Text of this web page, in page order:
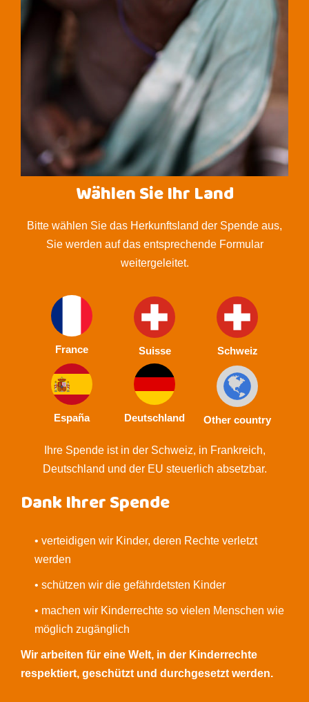
Wählen Sie Ihr Land
Bitte wählen Sie das Herkunftsland der Spende aus,
Sie werden auf das entsprechende Formular
weitergeleitet.
France Suisse Schweiz
España Deutschland Other country
Ihre Spende ist in der Schweiz, in Frankreich,
Deutschland und der EU steuerlich absetzbar.
Dank Ihrer Spende
• verteidigen wir Kinder, deren Rechte verletzt
werden
• schützen wir die gefährdetsten Kinder
• machen wir Kinderrechte so vielen Menschen wie
möglich zugänglich
Wir arbeiten für eine Welt, in der Kinderrechte
respektiert, geschützt und durchgesetzt werden.